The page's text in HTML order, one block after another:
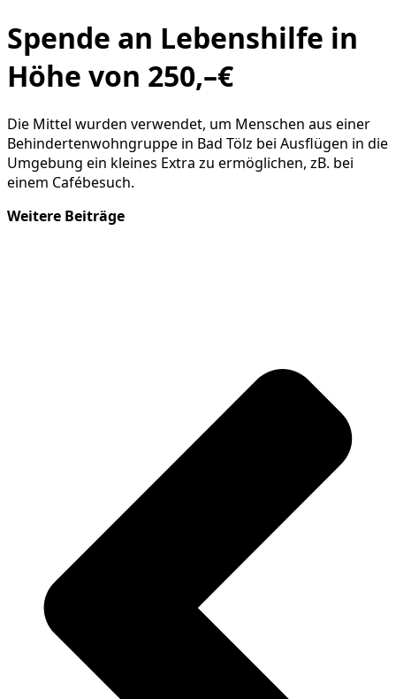
Spende an Lebenshilfe in
Höhe von 250,–€
Die Mittel wurden verwendet, um Menschen aus einer
Behindertenwohngruppe in Bad Tölz bei Ausflügen in die
Umgebung ein kleines Extra zu ermöglichen, zB. bei
einem Cafébesuch.
Weitere Beiträge